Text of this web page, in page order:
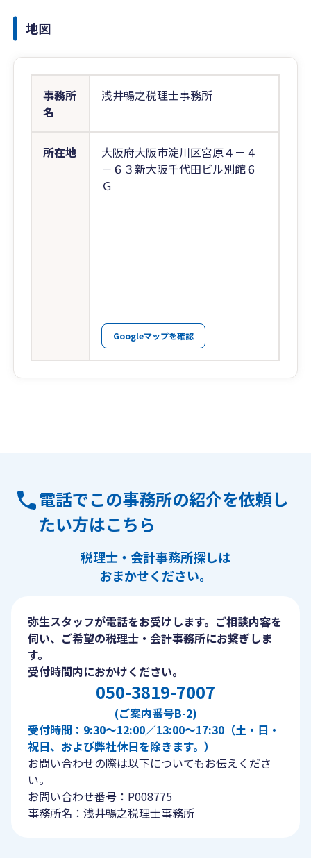
地図
事務所
名
浅井暢之税理士事務所
所在地
大阪府大阪市淀川区宮原４－４
－６３新大阪千代田ビル別館６
Ｇ
Googleマップを確認
電話でこの事務所の紹介を依頼し
たい方はこちら
税理士・会計事務所探しは
おまかせください。
弥生スタッフが電話をお受けします。ご相談内容を
伺い、ご希望の税理士・会計事務所にお繋ぎしま
す。
受付時間内におかけください。
050-3819-7007
(ご案内番号B-2)
受付時間：9:30〜12:00／13:00〜17:30（土・日・
祝日、および弊社休日を除きます。）
お問い合わせの際は以下についてもお伝えくださ
い。
お問い合わせ番号：P008775
事務所名：浅井暢之税理士事務所